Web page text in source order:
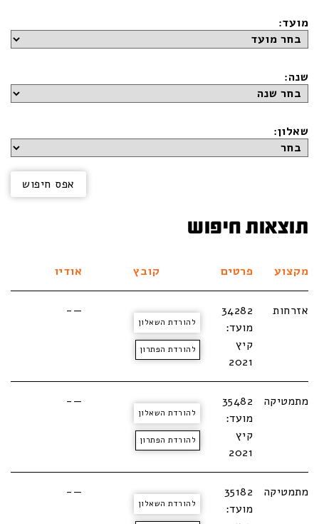
מועד:
שנה:
שאלון:
תוצאות חיפוש
מקצוע פרטים קובץ אודיו
אזרחות
34282
מועד:
קיץ
2021
להורדת השאלון
להורדת הפתרון
—-
מתמטיקה
35482
מועד:
קיץ
2021
להורדת השאלון
להורדת הפתרון
—-
מתמטיקה
35182
מועד:
להורדת השאלון
—-